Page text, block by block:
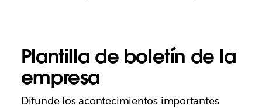
Plantilla de boletín de la
empresa
Difunde los acontecimientos importantes